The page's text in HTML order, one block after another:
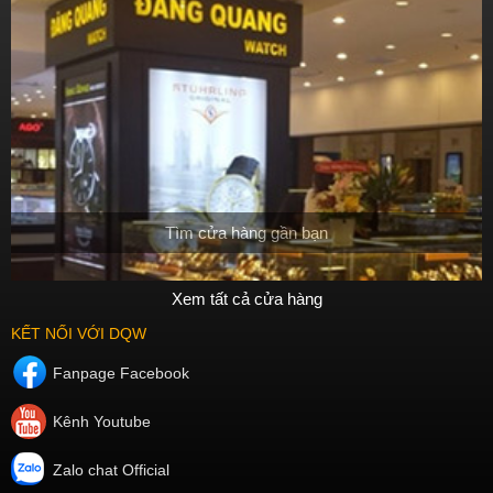
Tìm cửa hàng gần bạn
Xem tất cả cửa hàng
KẾT NỐI VỚI DQW
Fanpage Facebook
Kênh Youtube
Zalo chat Official